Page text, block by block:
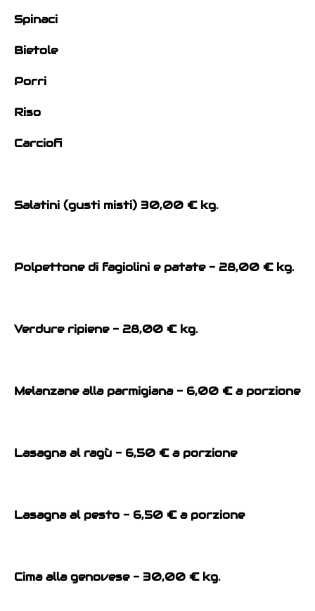
Spinaci
Bietole
Porri
Riso
Carciofi
Salatini (gusti misti) 30,00 € kg.
Polpettone di fagiolini e patate - 28,00 € kg.
Verdure ripiene - 28,00 € kg.
Melanzane alla parmigiana - 6,00 € a porzione
Lasagna al ragù - 6,50 € a porzione
Lasagna al pesto - 6,50 € a porzione
Cima alla genovese - 30,00 € kg.